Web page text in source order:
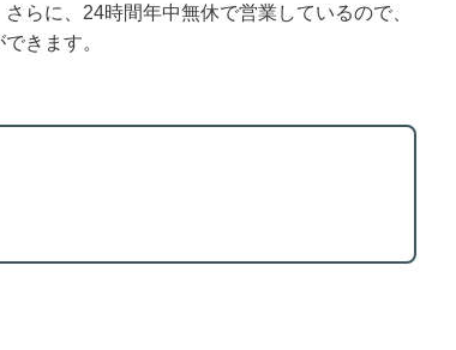
らに、24時間年中無休で営業しているので、
きます。